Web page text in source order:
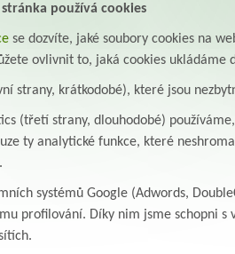
používá cookies
se dozvíte, jaké soubory cookies na
ovlivnit to, jaká cookies ukládáme
strany, krátkodobé), které jsou
(třetí strany, dlouhodobé)
ty analytické funkce, které
systémů Google (Adwords,
profilování. Díky nim jsme schopni